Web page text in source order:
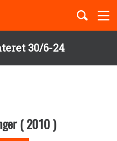
30/6-24
Børnebøger
Temaer
(2010)